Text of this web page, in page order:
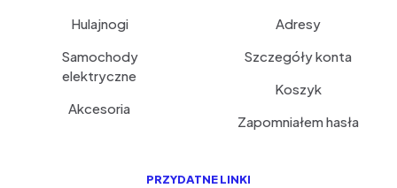
Hulajnogi
Samochody
elektryczne
Akcesoria
Adresy
Szczegóły konta
Koszyk
Zapomniałem hasła
PRZYDATNE LINKI